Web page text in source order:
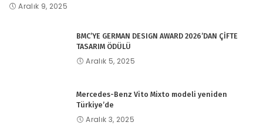
Aralık 9, 2025
BMC’YE GERMAN DESIGN AWARD 2026’DAN ÇİFTE
TASARIM ÖDÜLÜ
Aralık 5, 2025
Mercedes-Benz Vito Mixto modeli yeniden
Türkiye’de
Aralık 3, 2025